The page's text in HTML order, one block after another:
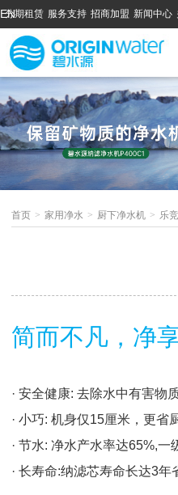
EN
分期租赁 服务支持 招商加盟 新闻中心
首页 > 家用净水 > 厨下净水机 > 乐
简而不凡，净
· 安全健康: 去除水中有害物
· 小巧: 机身仅15厘米，更省
· 节水: 净水产水率达65%,一
· 长寿命:纳滤芯寿命长达3年